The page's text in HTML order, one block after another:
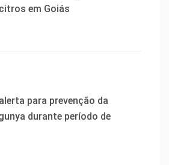
em Goiás
para prevenção da
durante período de